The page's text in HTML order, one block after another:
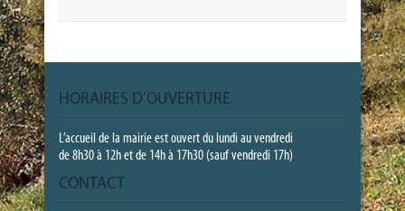
HORAIRES D’OUVERTURE
L’accueil de la mairie est ouvert du lundi au vendredi
de 8h30 à 12h et de 14h à 17h30 (sauf vendredi 17h)
CONTACT